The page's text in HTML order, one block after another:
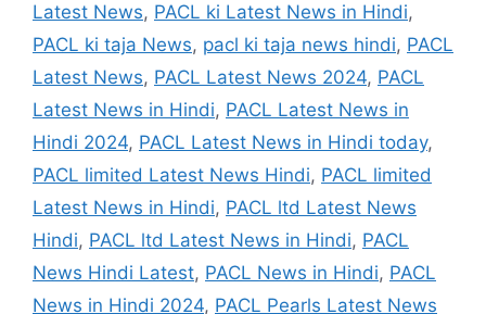
Latest News, PACL ki Latest News in Hindi,
PACL ki taja News, pacl ki taja news hindi, PACL
Latest News, PACL Latest News 2024, PACL
Latest News in Hindi, PACL Latest News in
Hindi 2024, PACL Latest News in Hindi today,
PACL limited Latest News Hindi, PACL limited
Latest News in Hindi, PACL ltd Latest News
Hindi, PACL ltd Latest News in Hindi, PACL
News Hindi Latest, PACL News in Hindi, PACL
News in Hindi 2024, PACL Pearls Latest News